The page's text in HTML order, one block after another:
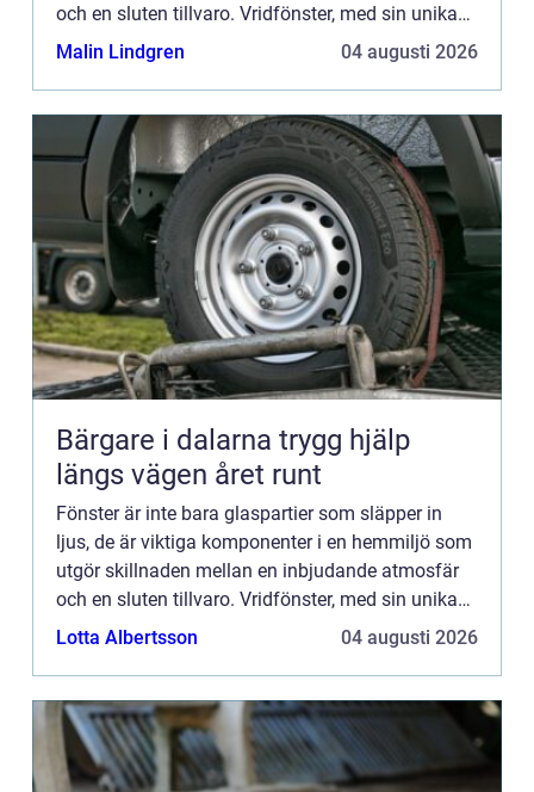
och en sluten tillvaro. Vridfönster, med sin unika
förm&arin...
Malin Lindgren 04 augusti 2026
Bärgare i dalarna trygg hjälp
längs vägen året runt
Fönster är inte bara glaspartier som släpper in
ljus, de är viktiga komponenter i en hemmiljö som
utgör skillnaden mellan en inbjudande atmosfär
och en sluten tillvaro. Vridfönster, med sin unika
förm&arin...
Lotta Albertsson 04 augusti 2026